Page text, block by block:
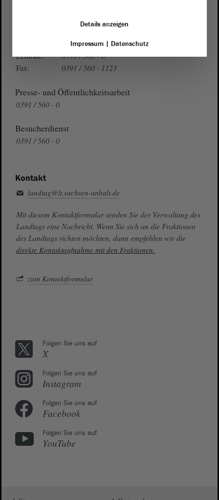
Telefon und Fax
Zentrale:
0391 / 560 - 0
Fax:
0391 / 560 - 1123
Presse- und Öffentlichkeitsarbeit
0391 / 560 - 0
Besucherdienst
0391 / 560 - 0
Kontakt
landtag@lt.sachsen-anhalt.de
Mit diesem Kontaktformular senden Sie der Verwaltung des
Landtags eine Nachricht. Wenn Sie sich an die Fraktionen
des Landtags richten möchten, dann empfehlen wir die
direkte Kontaktaufnahme mit den Fraktionen.
zum Kontaktformular
Folgen Sie uns auf
X
Folgen Sie uns auf
Instagram
Folgen Sie uns auf
Facebook
Folgen Sie uns auf
YouTube
Details anzeigen
Impressum| Datenschutz